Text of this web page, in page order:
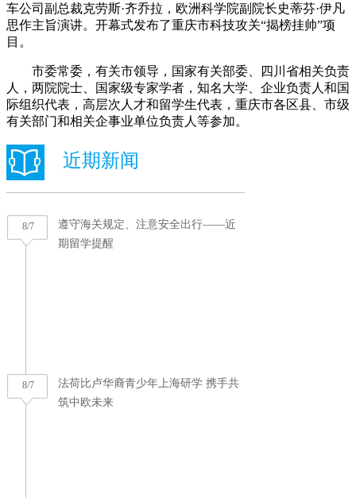
车公司副总裁克劳斯·齐乔拉，欧洲科学院副院长史蒂芬·伊凡
思作主旨演讲。开幕式发布了重庆市科技攻关“揭榜挂帅”项
目。
市委常委，有关市领导，国家有关部委、四川省相关负责
人，两院院士、国家级专家学者，知名大学、企业负责人和国
际组织代表，高层次人才和留学生代表，重庆市各区县、市级
有关部门和相关企事业单位负责人等参加。